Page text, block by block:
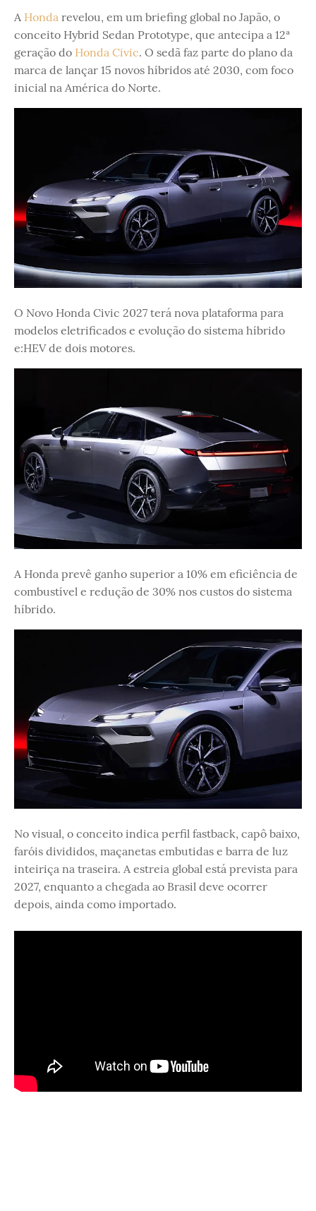
A Honda revelou, em um briefing global no Japão, o
conceito Hybrid Sedan Prototype, que antecipa a 12ª
geração do Honda Civic. O sedã faz parte do plano da
marca de lançar 15 novos híbridos até 2030, com foco
inicial na América do Norte.
O Novo Honda Civic 2027 terá nova plataforma para
modelos eletrificados e evolução do sistema híbrido
e:HEV de dois motores.
A Honda prevê ganho superior a 10% em eficiência de
combustível e redução de 30% nos custos do sistema
híbrido.
No visual, o conceito indica perfil fastback, capô baixo,
faróis divididos, maçanetas embutidas e barra de luz
inteiriça na traseira. A estreia global está prevista para
2027, enquanto a chegada ao Brasil deve ocorrer
depois, ainda como importado.